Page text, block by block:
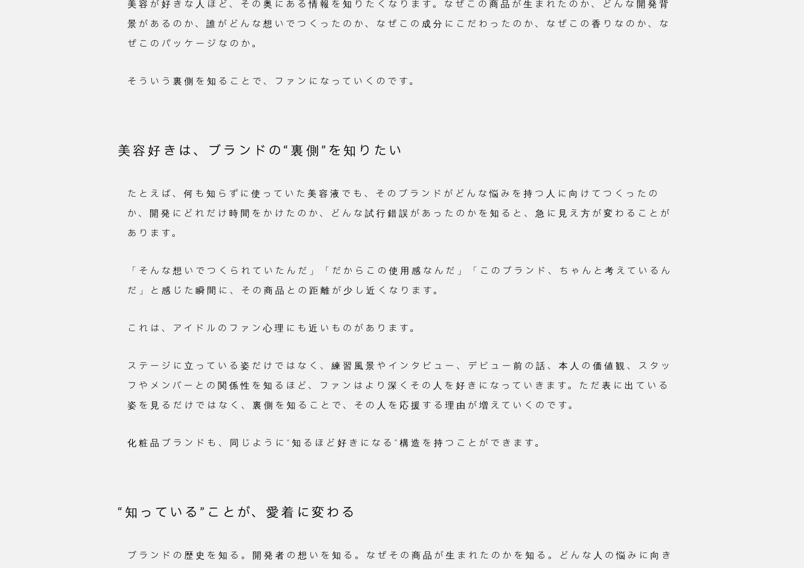
美容が好きな人ほど、その奥にある情報を知りたくなります。なぜこの商品が生まれたのか、どんな開発背
景があるのか、誰がどんな想いでつくったのか、なぜこの成分にこだわったのか、なぜこの香りなのか、な
ぜこのパッケージなのか。
そういう裏側を知ることで、ファンになっていくのです。
美容好きは、ブランドの“裏側”を知りたい
たとえば、何も知らずに使っていた美容液でも、そのブランドがどんな悩みを持つ人に向けてつくったの
か、開発にどれだけ時間をかけたのか、どんな試行錯誤があったのかを知ると、急に見え方が変わることが
あります。
「そんな想いでつくられていたんだ」「だからこの使用感なんだ」「このブランド、ちゃんと考えているん
だ」と感じた瞬間に、その商品との距離が少し近くなります。
これは、アイドルのファン心理にも近いものがあります。
ステージに立っている姿だけではなく、練習風景やインタビュー、デビュー前の話、本人の価値観、スタッ
フやメンバーとの関係性を知るほど、ファンはより深くその人を好きになっていきます。ただ表に出ている
姿を見るだけではなく、裏側を知ることで、その人を応援する理由が増えていくのです。
化粧品ブランドも、同じように“知るほど好きになる”構造を持つことができます。
“知っている”ことが、愛着に変わる
ブランドの歴史を知る。開発者の想いを知る。なぜその商品が生まれたのかを知る。どんな人の悩みに向き